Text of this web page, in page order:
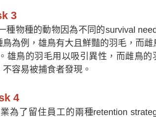
3
種的動物因為不同的survival
鳥為例，雄鳥有大且鮮豔的羽毛，而雌
的羽毛用以吸引異性，而雌鳥的
容易被捕食者發現。
4
留住員工的兩種retention